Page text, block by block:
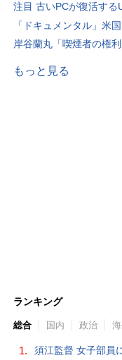
注目 古いPCが復活する
「ドキュメンタル」米
岸谷蘭丸「喫煙者の権利
もっと見る
ランキング
総合 国内 政治
1. 須江監督 女子部員